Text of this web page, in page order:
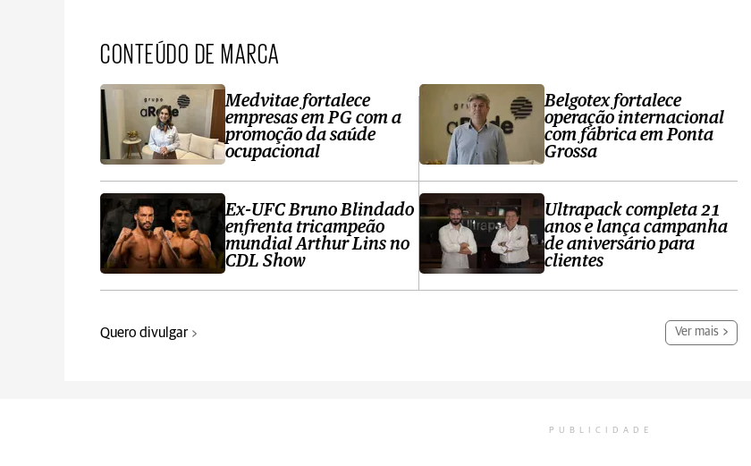
CONTEÚDO DE MARCA
Medvitae fortalece
empresas em PG com a
promoção da saúde
ocupacional
Ex-UFC Bruno Blindado
enfrenta tricampeão
mundial Arthur Lins no
CDL Show
Belgotex fortalece
operação internacional
com fábrica em Ponta
Grossa
Ultrapack completa 21
anos e lança campanha
de aniversário para
clientes
Quero divulgar Ver mais
PUBLICIDADE